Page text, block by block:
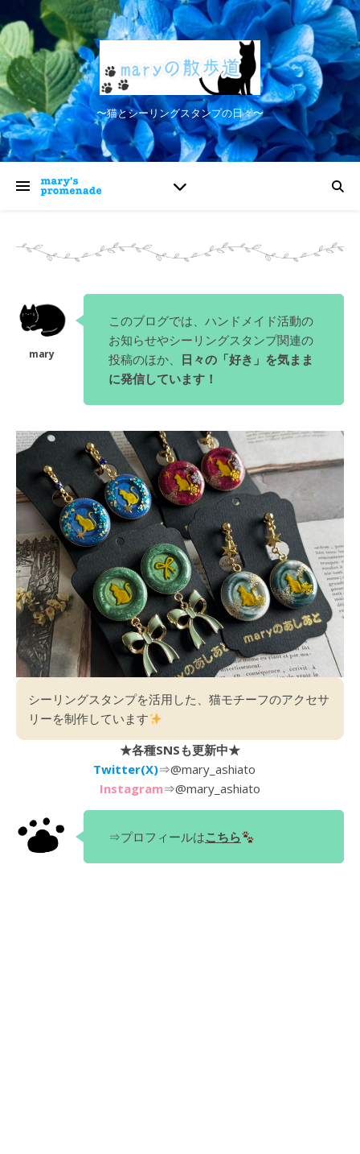
〜猫とシーリングスタンプの日々〜
このブログでは、ハンドメイド活動の
お知らせやシーリングスタンプ関連の
投稿のほか、 日々の「好き」を気まま
に発信しています！
シーリングスタンプを活用した、猫モチーフのアクセサ
リーを制作しています
★各種SNSも更新中★
Twitter(X)⇒@mary_ashiato
Instagram⇒@mary_ashiato
⇒プロフィールはこちら